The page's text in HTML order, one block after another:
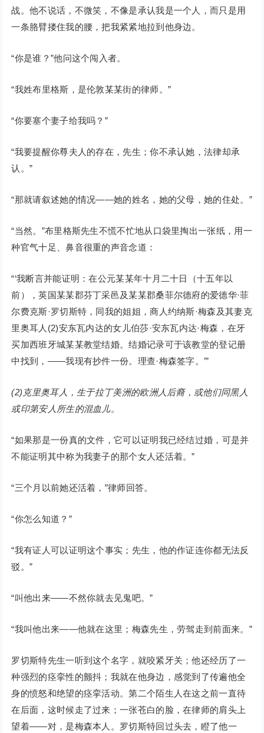
战。他不说话，不微笑，不像是承认我是一个人，而只是用
一条胳臂搂住我的腰，把我紧紧地拉到他身边。
“你是谁？”他问这个闯入者。
“我姓布里格斯，是伦敦某某街的律师。”
“你要塞个妻子给我吗？”
“我要提醒你尊夫人的存在，先生；你不承认她，法律却承
认。”
“那就请叙述她的情况——她的姓名，她的父母，她的住处。”
“当然。”布里格斯先生不慌不忙地从口袋里掏出一张纸，用一
种官气十足、鼻音很重的声音念道：
“‘我断言并能证明：在公元某某年十月二十日（十五年以
前），英国某某郡芬丁采邑及某某郡桑菲尔德府的爱德华·菲
尔费克斯·罗切斯特，同我的姐姐，商人约纳斯·梅森及其妻克
里奥耳人(2)安东瓦内达的女儿伯莎·安东瓦内达·梅森，在牙
买加西班牙城某某教堂结婚。结婚记录可于该教堂的登记册
中找到，——我现有抄件一份。理查·梅森签字。’”
(2)克里奥耳人，生于拉丁美洲的欧洲人后裔，或他们同黑人
或印第安人所生的混血儿。
“如果那是一份真的文件，它可以证明我已经结过婚，可是并
不能证明其中称为我妻子的那个女人还活着。”
“三个月以前她还活着，”律师回答。
“你怎么知道？”
“我有证人可以证明这个事实；先生，他的作证连你都无法反
驳。”
“叫他出来——不然你就去见鬼吧。”
“我叫他出来——他就在这里；梅森先生，劳驾走到前面来。”
罗切斯特先生一听到这个名字，就咬紧牙关；他还经历了一
种强烈的痉挛性的颤抖；我就在他身边，感觉到了传遍他全
身的愤怒和绝望的痉挛活动。第二个陌生人在这之前一直待
在后面，这时候走了过来；一张苍白的脸，在律师的肩头上
望着——对，是梅森本人。罗切斯特回过头去，瞪了他一